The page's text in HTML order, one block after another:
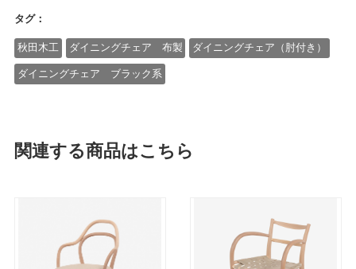
タグ：
秋田木工 ダイニングチェア 布製 ダイニングチェア（肘付き）
ダイニングチェア ブラック系
関連する商品はこちら